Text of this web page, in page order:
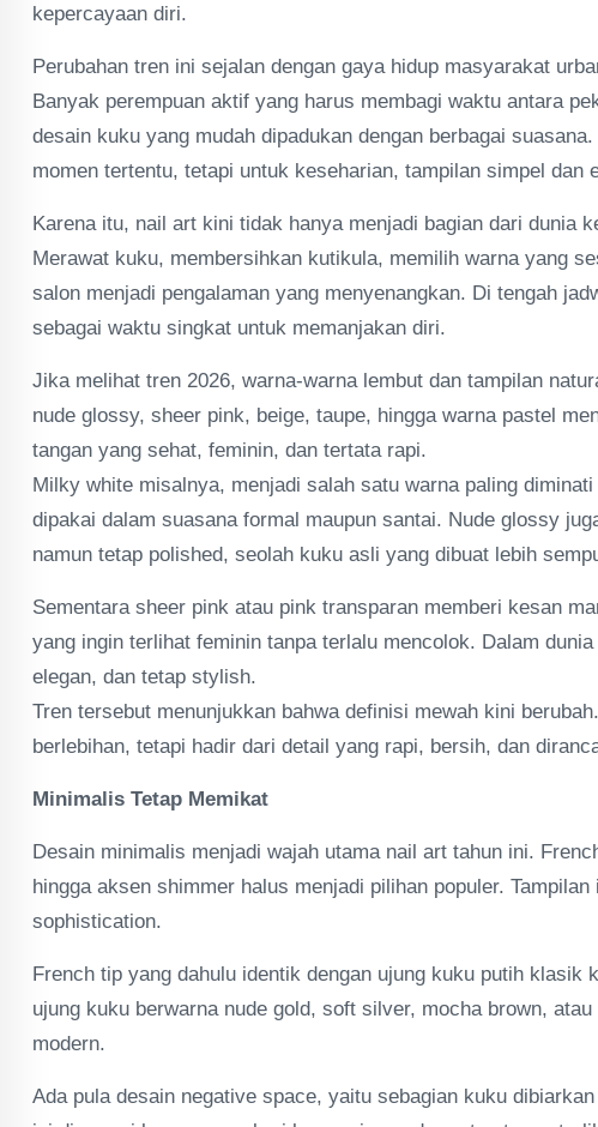
kepercayaan diri.
Perubahan tren ini sejalan dengan gaya hidup masyarakat
Banyak perempuan aktif yang harus membagi waktu antara
desain kuku yang mudah dipadukan dengan berbagai
momen tertentu, tetapi untuk keseharian, tampilan simpel dan
Karena itu, nail art kini tidak hanya menjadi bagian dari dunia
Merawat kuku, membersihkan kutikula, memilih warna yang
salon menjadi pengalaman yang menyenangkan. Di tengah
sebagai waktu singkat untuk memanjakan diri.
Jika melihat tren 2026, warna-warna lembut dan tampilan
nude glossy, sheer pink, beige, taupe, hingga warna pastel
tangan yang sehat, feminin, dan tertata rapi.
Milky white misalnya, menjadi salah satu warna paling
dipakai dalam suasana formal maupun santai. Nude glossy
namun tetap polished, seolah kuku asli yang dibuat lebih
Sementara sheer pink atau pink transparan memberi kesan
yang ingin terlihat feminin tanpa terlalu mencolok. Dalam
elegan, dan tetap stylish.
Tren tersebut menunjukkan bahwa definisi mewah kini
berlebihan, tetapi hadir dari detail yang rapi, bersih, dan
Minimalis Tetap Memikat
Desain minimalis menjadi wajah utama nail art tahun ini.
hingga aksen shimmer halus menjadi pilihan populer.
sophistication.
French tip yang dahulu identik dengan ujung kuku putih
ujung kuku berwarna nude gold, soft silver, mocha brown,
modern.
Ada pula desain negative space, yaitu sebagian kuku